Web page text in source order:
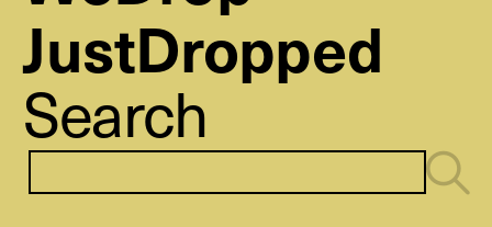
JustDropped
Search